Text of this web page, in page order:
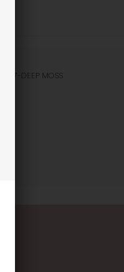
0117-DEEP MOSS